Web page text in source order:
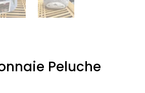
Peluche